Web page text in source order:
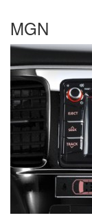
MGN